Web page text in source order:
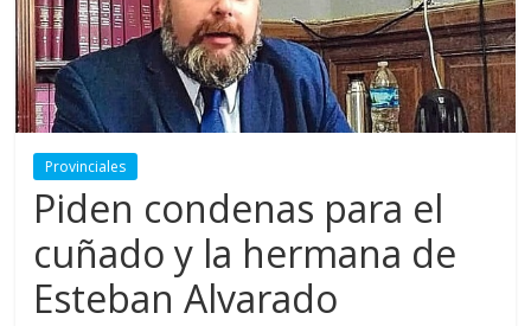
Provinciales
Piden condenas para el
cuñado y la hermana de
Esteban Alvarado